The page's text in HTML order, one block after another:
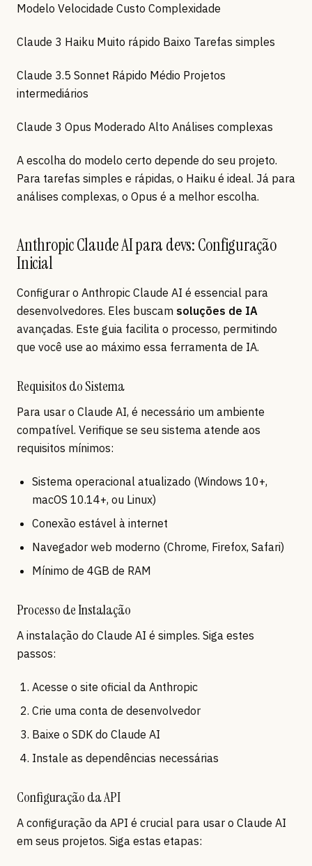
Modelo Velocidade Custo Complexidade
Claude 3 Haiku Muito rápido Baixo Tarefas simples
Claude 3.5 Sonnet Rápido Médio Projetos
intermediários
Claude 3 Opus Moderado Alto Análises complexas
A escolha do modelo certo depende do seu projeto.
Para tarefas simples e rápidas, o Haiku é ideal. Já para
análises complexas, o Opus é a melhor escolha.
Anthropic Claude AI para devs: Configuração
Inicial
Configurar o Anthropic Claude AI é essencial para
desenvolvedores. Eles buscam soluções de IA
avançadas. Este guia facilita o processo, permitindo
que você use ao máximo essa ferramenta de IA.
Requisitos do Sistema
Para usar o Claude AI, é necessário um ambiente
compatível. Verifique se seu sistema atende aos
requisitos mínimos:
Sistema operacional atualizado (Windows 10+,
macOS 10.14+, ou Linux)
Conexão estável à internet
Navegador web moderno (Chrome, Firefox, Safari)
Mínimo de 4GB de RAM
Processo de Instalação
A instalação do Claude AI é simples. Siga estes
passos:
Acesse o site oficial da Anthropic
Crie uma conta de desenvolvedor
Baixe o SDK do Claude AI
Instale as dependências necessárias
Configuração da API
A configuração da API é crucial para usar o Claude AI
em seus projetos. Siga estas etapas: